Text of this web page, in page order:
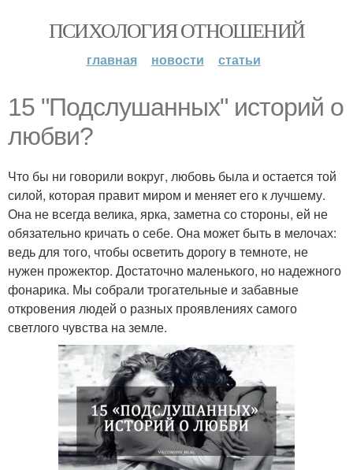
ПСИХОЛОГИЯ ОТНОШЕНИЙ
главная новости статьи
15 "Подслушанных" историй о
любви?
Что бы ни говорили вокруг, любовь была и остается той
силой, которая правит миром и меняет его к лучшему.
Она не всегда велика, ярка, заметна со стороны, ей не
обязательно кричать о себе. Она может быть в мелочах:
ведь для того, чтобы осветить дорогу в темноте, не
нужен прожектор. Достаточно маленького, но надежного
фонарика. Мы собрали трогательные и забавные
откровения людей о разных проявлениях самого
светлого чувства на земле.